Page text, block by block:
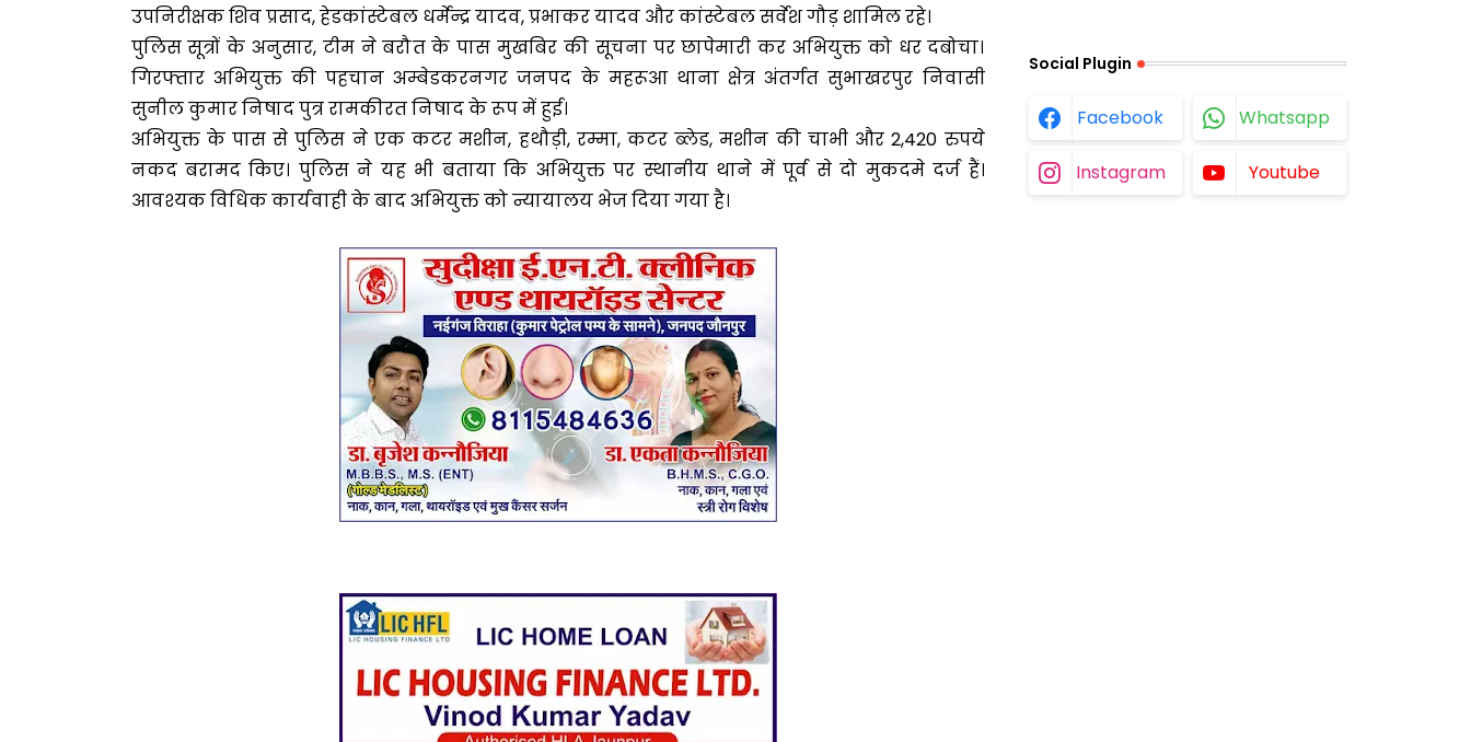
उपनिरीक्षक शिव प्रसाद, हेडकांस्टेबल धर्मेन्द्र यादव, प्रभाकर यादव और कांस्टेबल सर्वेश गौड़ शामिल रहे।
पुलिस सूत्रों के अनुसार, टीम ने बरौत के पास मुखबिर की सूचना पर छापेमारी कर अभियुक्त को धर दबोचा।
गिरफ्तार अभियुक्त की पहचान अम्बेडकरनगर जनपद के महरूआ थाना क्षेत्र अंतर्गत सुभाखरपुर निवासी
सुनील कुमार निषाद पुत्र रामकीरत निषाद के रूप में हुई।
अभियुक्त के पास से पुलिस ने एक कटर मशीन, हथौड़ी, रम्मा, कटर ब्लेड, मशीन की चाभी और 2,420 रुपये
नकद बरामद किए। पुलिस ने यह भी बताया कि अभियुक्त पर स्थानीय थाने में पूर्व से दो मुकदमे दर्ज हैं।
आवश्यक विधिक कार्यवाही के बाद अभियुक्त को न्यायालय भेज दिया गया है।
Social Plugin
Facebook Whatsapp
Instagram Youtube